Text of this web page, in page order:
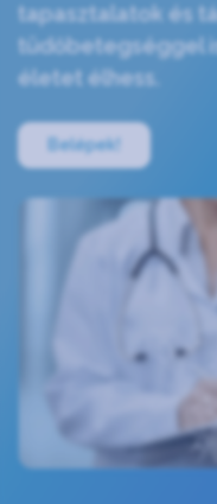
tapasztalatok és
tüdőbetegséggel
életet élhess.
Belépek!